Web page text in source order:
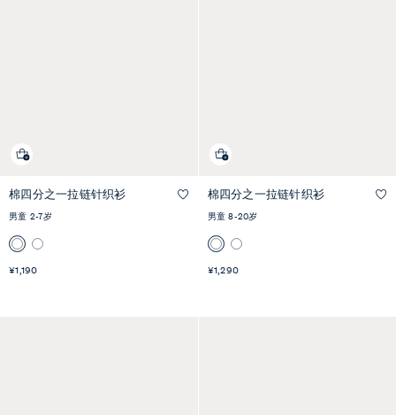
快速预览
棉四分之一拉链针织衫
男童 2-7岁
¥1,190
快速预览
棉四分之一拉链针织衫
男童 8-20岁
¥1,290